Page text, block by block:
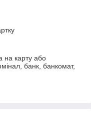
на карту або
банк, банкомат,